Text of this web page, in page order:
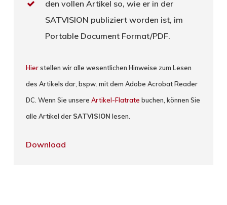
den vollen Artikel so, wie er in der
SATVISION publiziert worden ist, im
Portable Document Format/PDF.
Hierstellen wir alle wesentlichen Hinweise zum Lesen
des Artikels dar, bspw. mit dem Adobe Acrobat Reader
DC. Wenn Sie unsereArtikel-Flatrate buchen, können Sie
alle Artikel der SATVISION lesen.
Download